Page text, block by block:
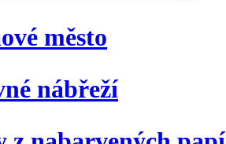
město
nábřeží